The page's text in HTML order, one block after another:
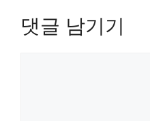
댓글 남기기